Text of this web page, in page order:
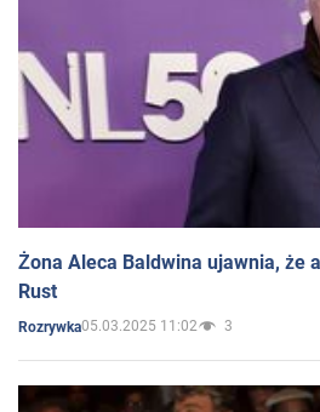
Żona Aleca Baldwina ujawnia, że
Rust
Rozrywka05.03.2025 11:02 3